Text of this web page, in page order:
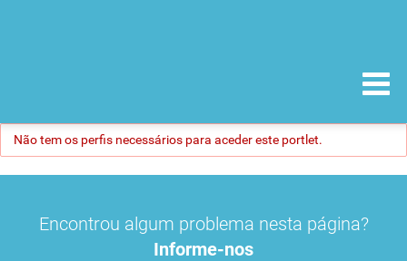
Não tem os perfis necessários para aceder este portlet.
Encontrou algum problema nesta página?
Informe-nos